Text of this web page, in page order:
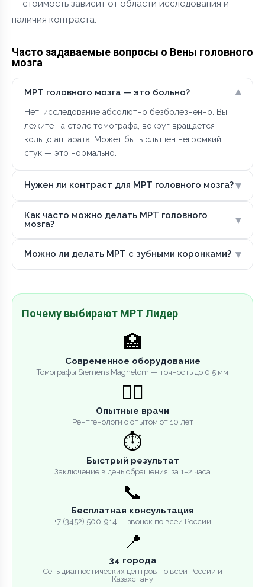
— стоимость зависит от области исследования и
наличия контраста.
Часто задаваемые вопросы о Вены головного
мозга
МРТ головного мозга — это больно? ▾
Нет, исследование абсолютно безболезненно. Вы
лежите на столе томографа, вокруг вращается
кольцо аппарата. Может быть слышен негромкий
стук — это нормально.
Нужен ли контраст для МРТ головного мозга?▾
Как часто можно делать МРТ головного
мозга?
▾
Можно ли делать МРТ с зубными коронками? ▾
Почему выбирают МРТ Лидер
🏥
Современное оборудование
Томографы Siemens Magnetom — точность до 0.5 мм
👨‍⚕️
Опытные врачи
Рентгенологи с опытом от 10 лет
⏱️
Быстрый результат
Заключение в день обращения, за 1–2 часа
📞
Бесплатная консультация
+7 (3452) 500-914 — звонок по всей России
📍
34 города
Сеть диагностических центров по всей России и
Казахстану